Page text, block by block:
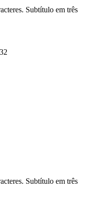
Subtítulo em três
Subtítulo em três